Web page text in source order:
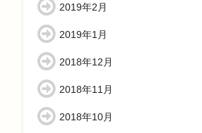
2019年2月
2019年1月
2018年12月
2018年11月
2018年10月